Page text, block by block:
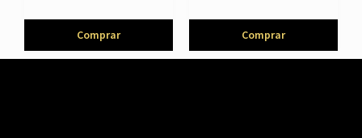
Comprar Comprar